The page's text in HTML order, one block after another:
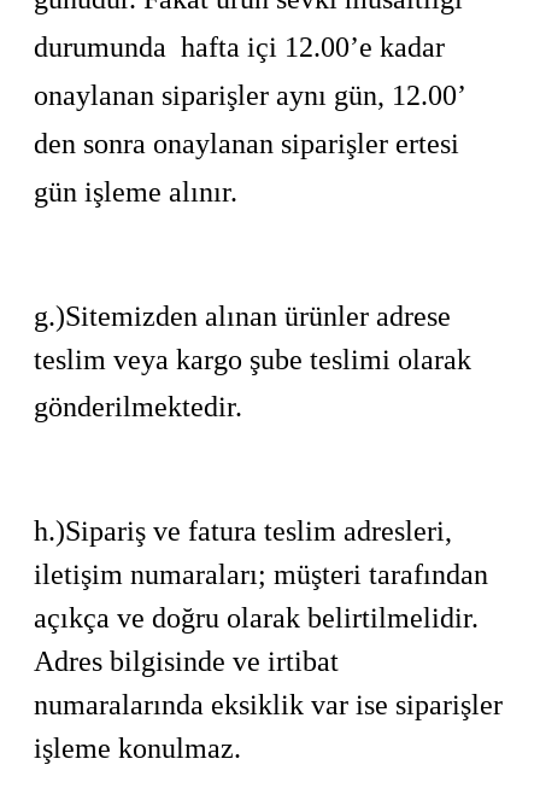
durumunda hafta içi 12.00’e kadar
onaylanan siparişler aynı gün, 12.00’
den sonra onaylanan siparişler ertesi
gün işleme alınır.
g.)Sitemizden alınan ürünler adrese
teslim veya kargo şube teslimi olarak
gönderilmektedir.
h.)Sipariş ve fatura teslim adresleri,
iletişim numaraları; müşteri tarafından
açıkça ve doğru olarak belirtilmelidir.
Adres bilgisinde ve irtibat
numaralarında eksiklik var ise siparişler
işleme konulmaz.